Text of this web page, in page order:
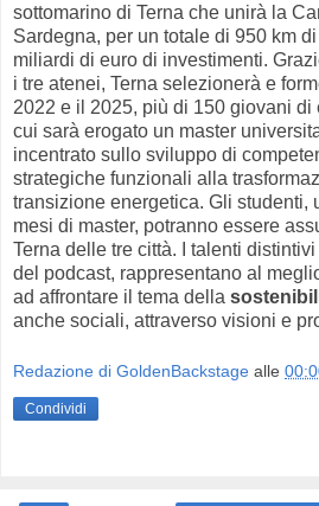
sottomarino di Terna che unirà la
Sardegna, per un totale di 950 km
miliardi di euro di investimenti.
i tre atenei, Terna selezionerà e
2022 e il 2025, più di 150 giovani di
cui sarà erogato un master
incentrato sullo sviluppo di
strategiche funzionali alla
transizione energetica. Gli studenti,
mesi di master, potranno essere
Terna delle tre città. I talenti
del podcast, rappresentano al
ad affrontare il tema della
anche sociali, attraverso visioni e
Redazione di GoldenBackstage alle
Condividi